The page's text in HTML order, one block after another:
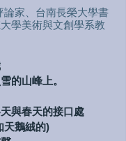
家、台南長榮大學書
學美術與文創學系教
的山峰上。
與春天的接口處
天鵝絨的)